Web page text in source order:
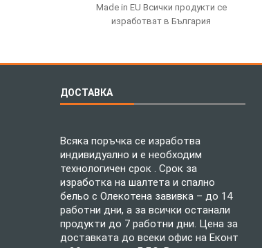
Made in EU Всички продукти се
изработват в България
ДОСТАВКА
Всяка поръчка се изработва
индивидуално и е необходим
технологичен срок . Срок за
изработка на шалтета и спално
бельо с Олекотена завивка – до 14
работни дни, а за всички останали
продукти до 7 работни дни. Цена за
доставката до всеки офис на Еконт